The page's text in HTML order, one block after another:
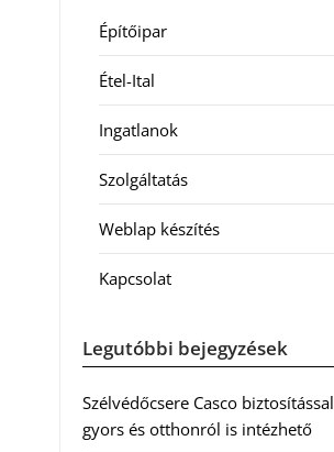
Építőipar
Étel-Ital
Ingatlanok
Szolgáltatás
Weblap készítés
Kapcsolat
Legutóbbi bejegyzések
Szélvédőcsere Casco
gyors és otthonról is intézhető